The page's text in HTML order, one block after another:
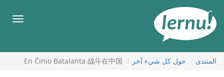
المحتويات
قائمة
المنتدى حول كل شيء آخر En Ĉinio Batalanta 战斗在中国